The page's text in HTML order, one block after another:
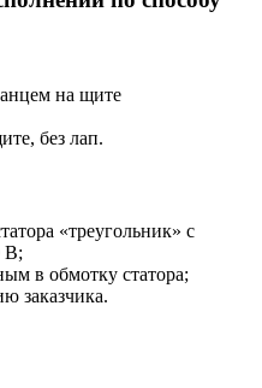
на щите
без лап.
«треугольник» с
В;
в обмотку статора;
заказчика.